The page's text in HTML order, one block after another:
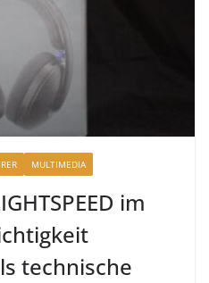
MULTIMEDIA
im
technische